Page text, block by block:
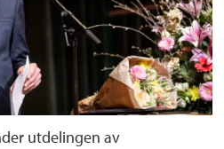
utdelingen av